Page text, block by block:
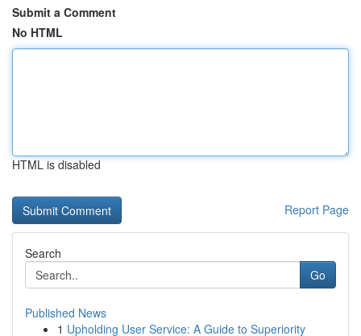
Submit a Comment
No HTML
HTML is disabled
Report Page
Search
Go
Published News
1 Upholding User Service: A Guide to Superiority